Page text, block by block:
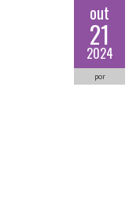
out
21
2024
por